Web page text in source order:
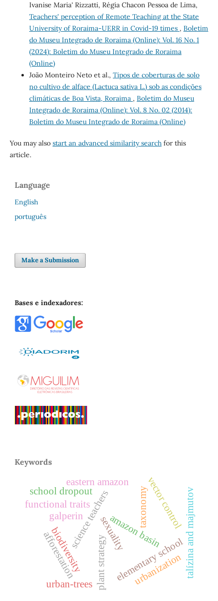
Ivanise Maria' Rizzatti, Régia Chacon Pessoa de Lima,
Teachers' perception of Remote Teaching at the State
University of Roraima-UERR in Covid-19 times , Boletim
do Museu Integrado de Roraima (Online): Vol. 16 No. 1
(2024): Boletim do Museu Integrado de Roraima
(Online)
João Monteiro Neto et al., Tipos de coberturas de solo
no cultivo de alface (Lactuca sativa L.) sob as condições
climáticas de Boa Vista, Roraima , Boletim do Museu
Integrado de Roraima (Online): Vol. 8 No. 02 (2014):
Boletim do Museu Integrado de Roraima (Online)
You may also start an advanced similarity searchfor this
article.
Language
English
português
Make a Submission
Bases e indexadores:
Keywords
biodiversity amazon basin
taxonomy
sexuality
elementary school
science teachers
eastern amazon
functional traits
plant strategy
afforestation
urban-trees urbanization
galperin talízina and majmutov
vector control
school dropout